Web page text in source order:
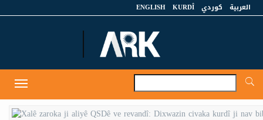
العربية كوردي KURDÎ
ENGLISH
Toggle
navigation